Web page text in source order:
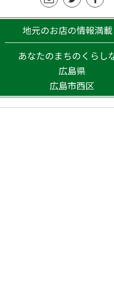
地元のお店の情報満載
あなたのまちのくらし
広島県
広島市西区